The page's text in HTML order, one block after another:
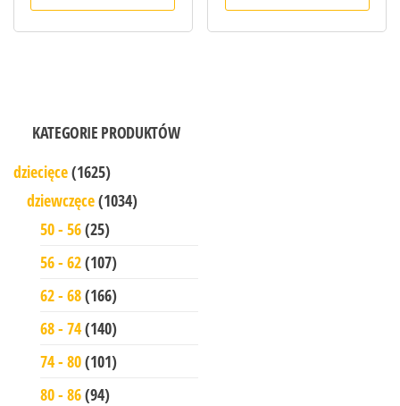
KATEGORIE PRODUKTÓW
dziecięce(1625)
dziewczęce(1034)
50 - 56(25)
56 - 62(107)
62 - 68(166)
68 - 74(140)
74 - 80(101)
80 - 86(94)